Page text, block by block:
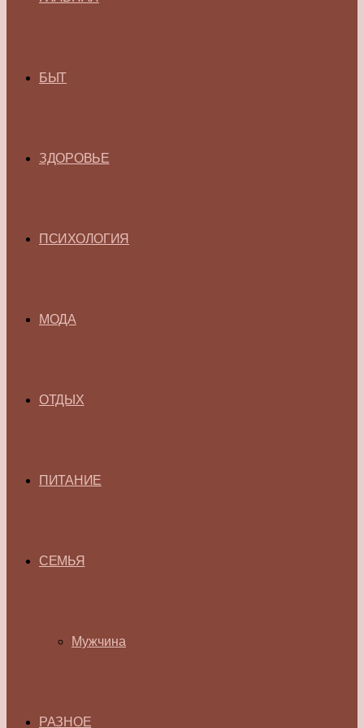
БЫТ
ЗДОРОВЬЕ
ПСИХОЛОГИЯ
МОДА
ОТДЫХ
ПИТАНИЕ
СЕМЬЯ
Мужчина
РАЗНОЕ